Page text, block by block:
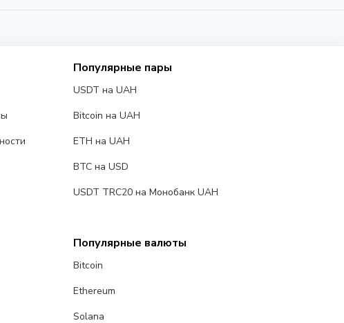
Популярные пары
USDT на UAH
Bitcoin на UAH
ETH на UAH
BTC на USD
USDT TRC20 на Монобанк UAH
Популярные валюты
Bitcoin
Ethereum
Solana